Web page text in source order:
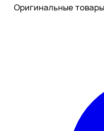
Оригинальные